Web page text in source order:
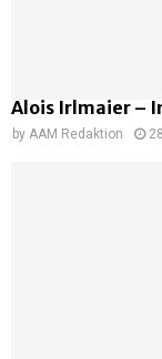
Alois Irlmaier –
by AAM Redaktion